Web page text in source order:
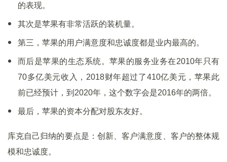
的表现。
其次是苹果有非常活跃的装机量。
第三，苹果的用户满意度和忠诚度都是业内最高的。
而后是苹果的生态系统。苹果的服务业务在2010年只有
70多亿美元收入，2018财年超过了410亿美元，苹果此
前已经预计，到2020年，这个数字会是2016年的两倍。
最后，苹果的资本分配对股东友好。
库克自己归纳的要点是：创新、客户满意度、客户的整体规
模和忠诚度。